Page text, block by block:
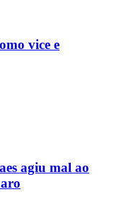
vice e
agiu mal ao